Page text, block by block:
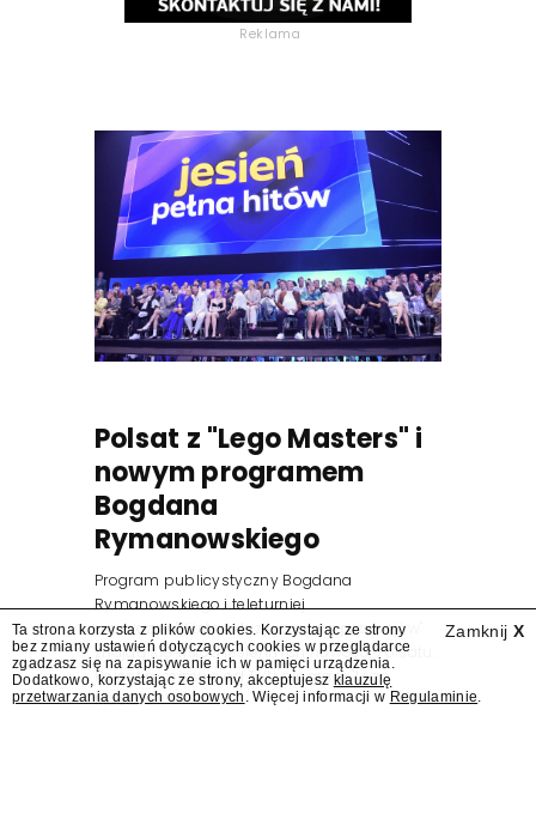
Reklama
Polsat z "Lego Masters" i
nowym programem
Bogdana
Rymanowskiego
Program publicystyczny Bogdana
Rymanowskiego i teleturniej
muzyczny "Hitster. Muzyczna gra przebojów"
znajdą się wśród jesiennych nowości Polsatu.
Polsat przejmuje od TVN program "Lego
Masters".
Zamknij X
Ta strona korzysta z plików cookies. Korzystając ze strony
bez zmiany ustawień dotyczących cookies w przeglądarce
zgadzasz się na zapisywanie ich w pamięci urządzenia.
Dodatkowo, korzystając ze strony, akceptujesz klauzulę
przetwarzania danych osobowych . Więcej informacji w Regulaminie.